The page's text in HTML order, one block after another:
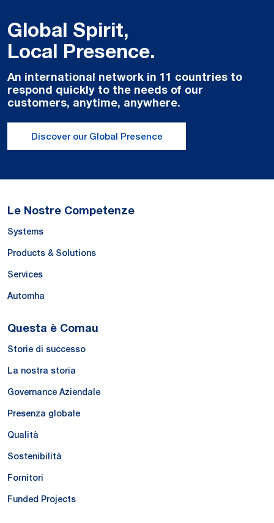
Global Spirit,
Local Presence.
An international network in 11 countries to
respond quickly to the needs of our
customers, anytime, anywhere.
Discover our Global Presence
Le Nostre Competenze
Systems
Products & Solutions
Services
Automha
Questa è Comau
Storie di successo
La nostra storia
Governance Aziendale
Presenza globale
Qualità
Sostenibilità
Fornitori
Funded Projects